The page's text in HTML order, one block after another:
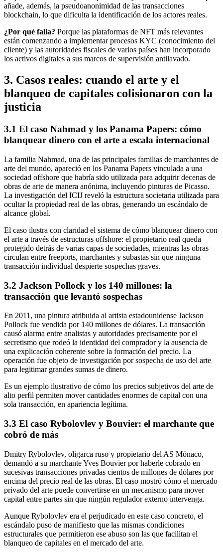
añade, además, la pseudoanonimidad de las transacciones
blockchain, lo que dificulta la identificación de los actores reales.
¿Por qué falla? Porque las plataformas de NFT más relevantes
están comenzando a implementar procesos KYC (conocimiento del
cliente) y las autoridades fiscales de varios países han incorporado
los activos digitales a sus marcos de supervisión antilavado.
3. Casos reales: cuando el arte y el
blanqueo de capitales colisionaron con la
justicia
3.1 El caso Nahmad y los Panama Papers: cómo
blanquear dinero con el arte a escala internacional
La familia Nahmad, una de las principales familias de marchantes de
arte del mundo, apareció en los Panama Papers vinculada a una
sociedad offshore que habría sido utilizada para adquirir decenas de
obras de arte de manera anónima, incluyendo pinturas de Picasso.
La investigación del ICIJ reveló la estructura societaria utilizada para
ocultar la propiedad real de las obras, generando un escándalo de
alcance global.
El caso ilustra con claridad el sistema de cómo blanquear dinero con
el arte a través de estructuras offshore: el propietario real queda
protegido detrás de varias capas de sociedades, mientras las obras
circulan entre freeports, marchantes y subastas sin que ninguna
transacción individual despierte sospechas graves.
3.2 Jackson Pollock y los 140 millones: la
transacción que levantó sospechas
En 2011, una pintura atribuida al artista estadounidense Jackson
Pollock fue vendida por 140 millones de dólares. La transacción
causó alarma entre analistas y autoridades precisamente por el
secretismo que rodeó la identidad del comprador y la ausencia de
una explicación coherente sobre la formación del precio. La
operación fue objeto de investigación por sospecha de uso del arte
para legitimar grandes sumas de dinero.
Es un ejemplo ilustrativo de cómo los precios subjetivos del arte de
alto perfil permiten mover cantidades enormes de capital con una
sola transacción, en apariencia legítima.
3.3 El caso Rybolovlev y Bouvier: el marchante que
cobró de más
Dmitry Rybolovlev, oligarca ruso y propietario del AS Mónaco,
demandó a su marchante Yves Bouvier por haberle cobrado en
sucesivas transacciones privadas cientos de millones de dólares por
encima del precio real de las obras. El caso mostró cómo el mercado
privado del arte puede convertirse en un mecanismo para mover
capital entre partes sin que ningún regulador externo intervenga.
Aunque Rybolovlev era el perjudicado en este caso concreto, el
escándalo puso de manifiesto que las mismas condiciones
estructurales que permitieron ese abuso son las que facilitan el
blanqueo de capitales en el mercado del arte.